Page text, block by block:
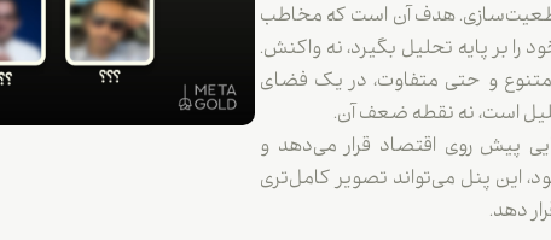
قطعیت‌سازی. هدف آن است که مخاطب
را بر پایه تحلیل بگیرد، نه واکنش.
و حتی متفاوت، در یک فضای
است، نه نقطه ضعف آن.
سال ۱۴۰۵ چه سناریوهایی پیش روی اقتصاد قرار می‌دهد و
این پنل می‌تواند تصویر کامل‌تری
دهد.